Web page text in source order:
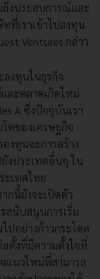
ถึงประสบการณ์และ
ที่เราเข้าไปลงทุน
Ventures กล่าว
ลงทุนในธุรกิจ
ละตลาดเกิดใหม่
A ซึ่งปัจจุบันเรา
ตของเศรษฐกิจ
องทุนจะการสร้าง
งประเทศอื่นๆ ใน
ะเทศไทย
กนี้ยังจะเปิดตัว
สนับสนุนการเริ่ม
อย่างก้าวกระโดด
ตั้งที่มีความตั้งใจที่
แนวใหม่ที่สามารถ